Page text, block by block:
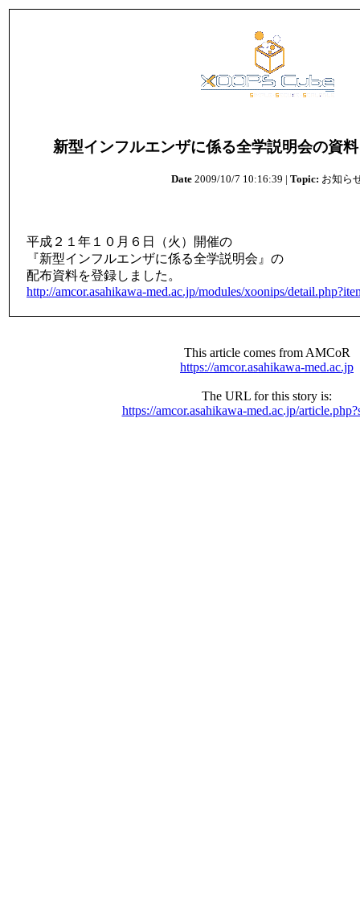
新型インフルエンザに係る全学説明会の資
Date2009/10/7 10:16:39 | Topic: お知ら
平成２１年１０月６日（火）開催の
『新型インフルエンザに係る全学説明会』の
配布資料を登録しました。
http://amcor.asahikawa-med.ac.jp/modules/xoonips/
This article comes from AMCoR
https://amcor.asahikawa-med.ac.jp
The URL for this story is:
https://amcor.asahikawa-med.ac.jp/